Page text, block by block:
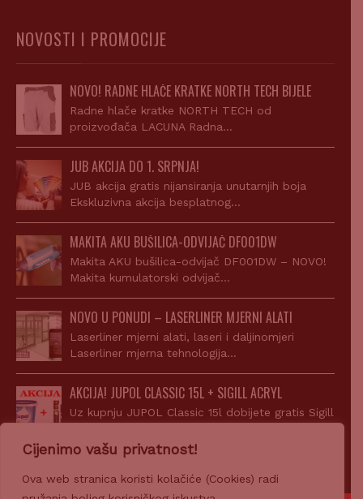
Cijenimo vašu privatnost!
Ova web stranica koristi kolačiće (Cookies) radi
NOVOSTI I PROMOCIJE
NOVO! RADNE HLAČE KRATKE NORTH TECH BIJELE
Radne hlače kratke NORTH TECH od
proizvođača LACUNA Radna…
JUB AKCIJA DO 1. SRPNJA!
JUB akcija gratis nijansiranja unutarnjih boja
Ekskluzivna akcija besplatnog…
MAKITA AKU BUŠILICA-ODVIJAČ DF001DW
Makita AKU bušilica-odvijač DF001DW – NOVO!
Makita kumulatorski odvijač…
NOVO U PONUDI – LASERLINER MJERNI ALATI
Laserliner mjerni alati, laseri i daljinomjeri
Laserliner mjerna tehnologija…
AKCIJA! JUPOL CLASSIC 15L + SIGILL ACRYL
Uz kupnju JUPOL Classic 15l dobijete gratis Sigill